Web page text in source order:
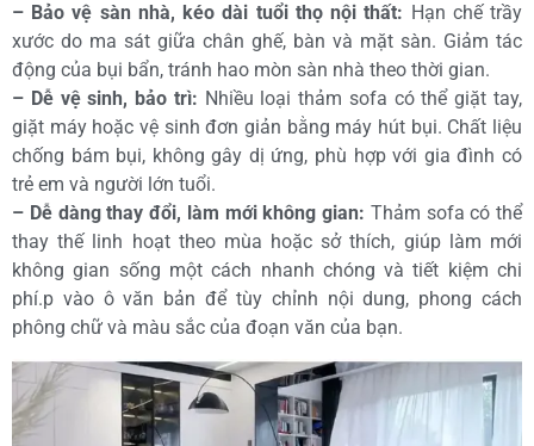
– Bảo vệ sàn nhà, kéo dài tuổi thọ nội thất: Hạn chế trầy
xước do ma sát giữa chân ghế, bàn và mặt sàn. Giảm tác
động của bụi bẩn, tránh hao mòn sàn nhà theo thời gian.
– Dễ vệ sinh, bảo trì: Nhiều loại thảm sofa có thể giặt tay,
giặt máy hoặc vệ sinh đơn giản bằng máy hút bụi. Chất liệu
chống bám bụi, không gây dị ứng, phù hợp với gia đình có
trẻ em và người lớn tuổi.
– Dễ dàng thay đổi, làm mới không gian: Thảm sofa có thể
thay thế linh hoạt theo mùa hoặc sở thích, giúp làm mới
không gian sống một cách nhanh chóng và tiết kiệm chi
phí.p vào ô văn bản để tùy chỉnh nội dung, phong cách
phông chữ và màu sắc của đoạn văn của bạn.